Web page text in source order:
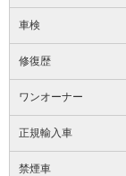
車検
修復歴
ワンオーナー
正規輸入車
禁煙車